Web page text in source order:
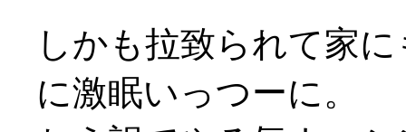
しかも拉致られて家
に激眠いっつーに。